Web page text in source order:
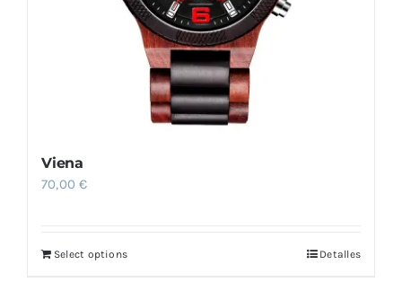
Viena
70,00€
Select options Detalles